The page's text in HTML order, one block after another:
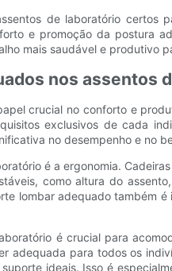
de laboratório
e promoção da postura
mais saudável e produtivo
nos assentos
crucial no conforto e
exclusivos de cada
no desempenho e no
é a ergonomia.
como altura do
lombar adequado também
é crucial para
adequada para todos os
ideais. Isso é